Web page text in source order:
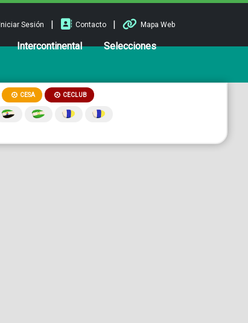
Iniciar Sesión | Contacto | Mapa Web
Intercontinental Selecciones
CESA CECLUB